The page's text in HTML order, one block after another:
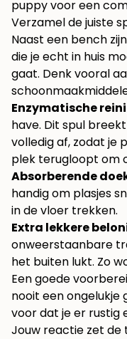
puppyvoor een
Verzamel de juiste
Naast een bench
die je echt in huis
gaat. Denk vooral
Enzymatische
have. Dit spul
volledig af, zodat je
plek terugloopt om
Absorberende
handig om plasjes
in de vloer trekken.
Extra lekkere
onweerstaanbare
het buiten lukt. Zo
Een goede
nooit een
voor dat je er rustig
Jouw reactie zet de